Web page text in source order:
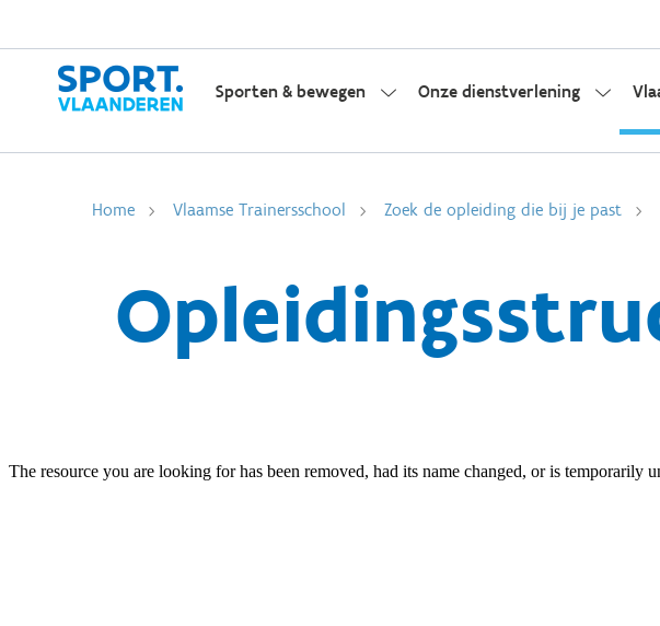
Sporten & bewegen Onze dienstverlening
Home Vlaamse Trainersschool Zoek de opleiding die bij je past